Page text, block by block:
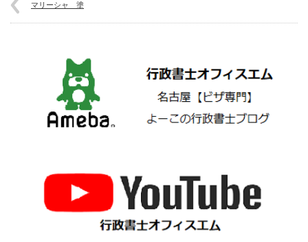
マリーシャ 塗